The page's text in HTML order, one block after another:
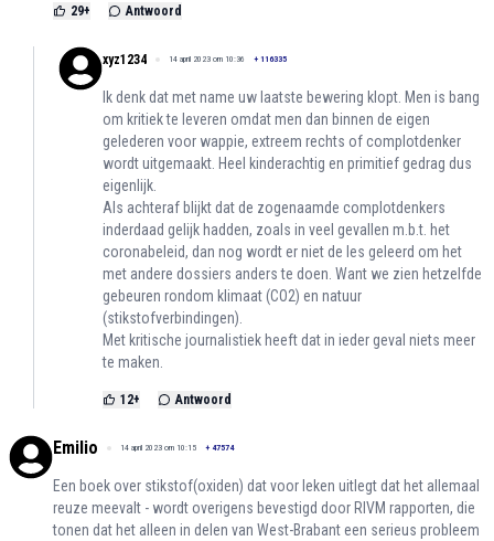
29+ Antwoord
xyz1234 14 april 2023 om 10:36 + 116335
Ik denk dat met name uw laatste bewering klopt. Men is bang
om kritiek te leveren omdat men dan binnen de eigen
gelederen voor wappie, extreem rechts of complotdenker
wordt uitgemaakt. Heel kinderachtig en primitief gedrag dus
eigenlijk.
Als achteraf blijkt dat de zogenaamde complotdenkers
inderdaad gelijk hadden, zoals in veel gevallen m.b.t. het
coronabeleid, dan nog wordt er niet de les geleerd om het
met andere dossiers anders te doen. Want we zien hetzelfde
gebeuren rondom klimaat (CO2) en natuur
(stikstofverbindingen).
Met kritische journalistiek heeft dat in ieder geval niets meer
te maken.
12+ Antwoord
Emilio 14 april 2023 om 10:15 + 47574
Een boek over stikstof(oxiden) dat voor leken uitlegt dat het allemaal
reuze meevalt - wordt overigens bevestigd door RIVM rapporten, die
tonen dat het alleen in delen van West-Brabant een serieus probleem